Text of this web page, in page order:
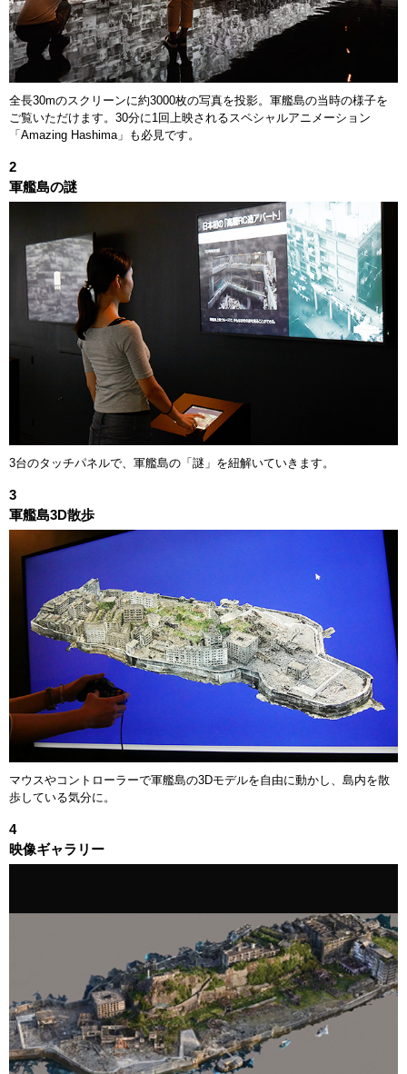
全長30mのスクリーンに約3000枚の写真を投影。軍艦島の当時の様子を
ご覧いただけます。30分に1回上映されるスペシャルアニメーション
「Amazing Hashima」も必見です。
2
軍艦島の謎
3台のタッチパネルで、軍艦島の「謎」を紐解いていきます。
3
軍艦島3D散歩
マウスやコントローラーで軍艦島の3Dモデルを自由に動かし、島内を散
歩している気分に。
4
映像ギャラリー
軍艦島デジタルミュージアム
乗船場所
常盤桟橋
午前便 午後便